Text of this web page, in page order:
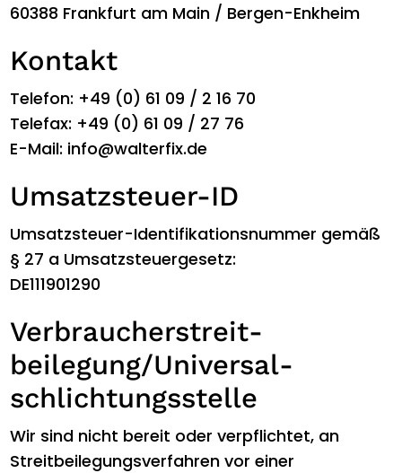
60388 Frankfurt am Main / Bergen-Enkheim
Kontakt
Telefon: +49 (0) 61 09 / 2 16 70
Telefax: +49 (0) 61 09 / 27 76
E-Mail: info@walterfix.de
Umsatzsteuer-ID
Umsatzsteuer-Identifikationsnummer gemäß
§ 27 a Umsatzsteuergesetz:
DE111901290
Verbraucher­streit­
beilegung/Universal­
schlichtungs­stelle
Wir sind nicht bereit oder verpflichtet, an
Streitbeilegungsverfahren vor einer